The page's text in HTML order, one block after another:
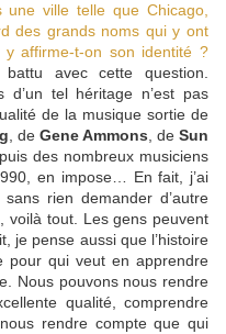
ville telle que Chicago,
des grands noms qui y ont
affirme-t-on son identité ?
avec cette question.
tel héritage n’est pas
de la musique sortie de
, de Gene Ammons , de Sun
des nombreux musiciens
en impose… En fait, j’ai
rien demander d’autre
tout. Les gens peuvent
je pense aussi que l’histoire
pour qui veut en apprendre
Nous pouvons nous rendre
qualité, comprendre
rendre compte que qui